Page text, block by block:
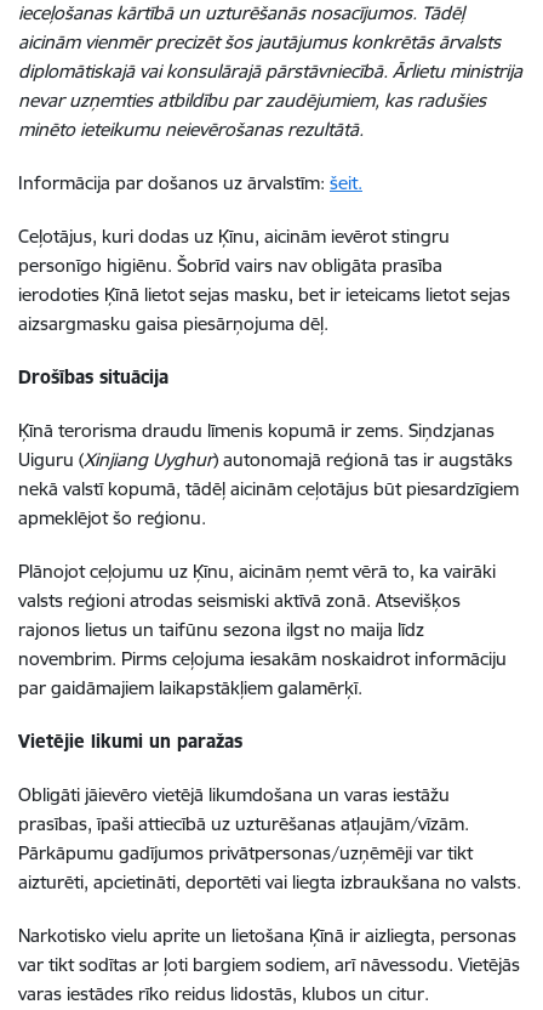
ieceļošanas kārtībā un uzturēšanās nosacījumos. Tādēļ
aicinām vienmēr precizēt šos jautājumus konkrētās ārvalsts
diplomātiskajā vai konsulārajā pārstāvniecībā. Ārlietu ministrija
nevar uzņemties atbildību par zaudējumiem, kas radušies
minēto ieteikumu neievērošanas rezultātā.
Informācija par došanos uz ārvalstīm: šeit.
Ceļotājus, kuri dodas uz Ķīnu, aicinām ievērot stingru
personīgo higiēnu. Šobrīd vairs nav obligāta prasība
ierodoties Ķīnā lietot sejas masku, bet ir ieteicams lietot sejas
aizsargmasku gaisa piesārņojuma dēļ.
Drošības situācija
Ķīnā terorisma draudu līmenis kopumā ir zems. Siņdzjanas
Uiguru (Xinjiang Uyghur) autonomajā reģionā tas ir augstāks
nekā valstī kopumā, tādēļ aicinām ceļotājus būt piesardzīgiem
apmeklējot šo reģionu.
Plānojot ceļojumu uz Ķīnu, aicinām ņemt vērā to, ka vairāki
valsts reģioni atrodas seismiski aktīvā zonā. Atsevišķos
rajonos lietus un taifūnu sezona ilgst no maija līdz
novembrim. Pirms ceļojuma iesakām noskaidrot informāciju
par gaidāmajiem laikapstākļiem galamērķī.
Vietējie likumi un paražas
Obligāti jāievēro vietējā likumdošana un varas iestāžu
prasības, īpaši attiecībā uz uzturēšanas atļaujām/vīzām.
Pārkāpumu gadījumos privātpersonas/uzņēmēji var tikt
aizturēti, apcietināti, deportēti vai liegta izbraukšana no valsts.
Narkotisko vielu aprite un lietošana Ķīnā ir aizliegta, personas
var tikt sodītas ar ļoti bargiem sodiem, arī nāvessodu. Vietējās
varas iestādes rīko reidus lidostās, klubos un citur.